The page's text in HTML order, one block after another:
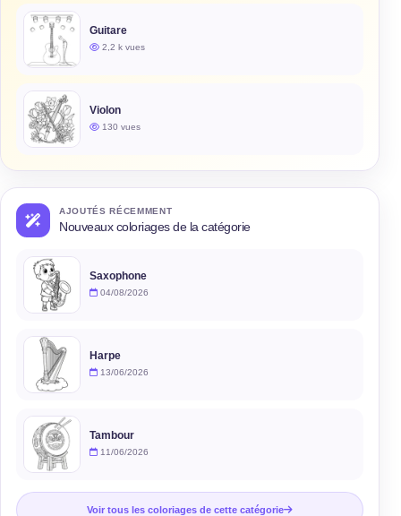
Guitare
2,2 k vues
Violon
130 vues
AJOUTÉS RÉCEMMENT
Nouveaux coloriages de la catégorie
Saxophone
04/08/2026
Harpe
13/06/2026
Tambour
11/06/2026
Voir tous les coloriages de cette catégorie